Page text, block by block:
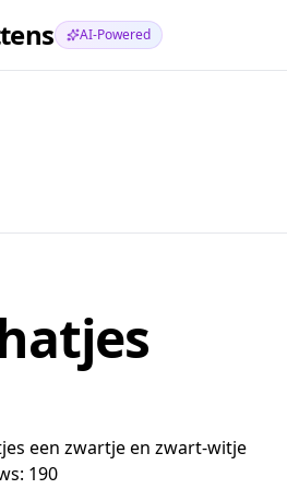
AI-Powered
een zwartje en zwart-witje
190